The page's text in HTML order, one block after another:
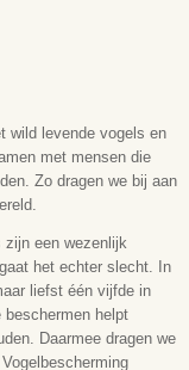
wild levende vogels en
met mensen die
Zo dragen we bij aan
zijn een wezenlijk
het echter slecht. In
liefst één vijfde in
beschermen helpt
Daarmee dragen we